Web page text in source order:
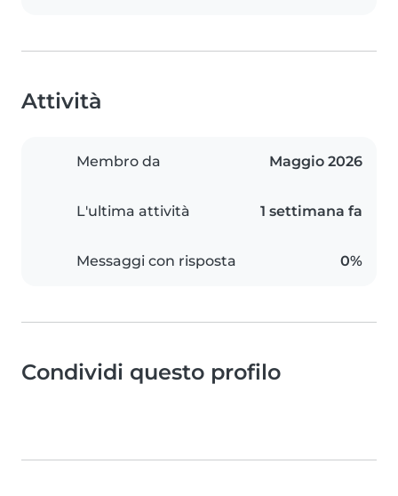
Attività
Membro da Maggio 2026
L'ultima attività 1 settimana fa
Messaggi con risposta 0%
Condividi questo profilo